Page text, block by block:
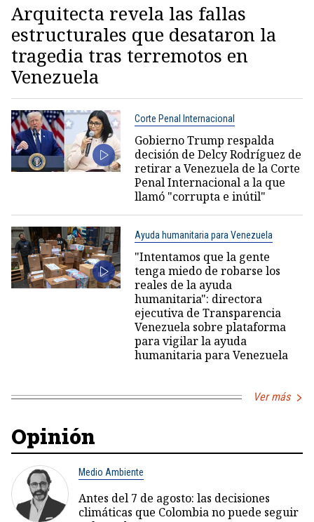
Arquitecta revela las fallas
estructurales que desataron la
tragedia tras terremotos en
Venezuela
Corte Penal Internacional
Gobierno Trump respalda
decisión de Delcy Rodríguez de
retirar a Venezuela de la Corte
Penal Internacional a la que
llamó "corrupta e inútil"
Ayuda humanitaria para Venezuela
"Intentamos que la gente
tenga miedo de robarse los
reales de la ayuda
humanitaria": directora
ejecutiva de Transparencia
Venezuela sobre plataforma
para vigilar la ayuda
humanitaria para Venezuela
Ver más
Opinión
Medio Ambiente
Antes del 7 de agosto: las decisiones
climáticas que Colombia no puede seguir